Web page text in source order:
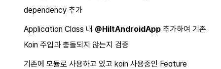
dependency 추가
Application Class 내 @HiltAndroidApp추가하여 기존
Koin 주입과 충돌되지 않는지 검증
기존에 모듈로 사용하고 있고 koin 사용중인 Feature